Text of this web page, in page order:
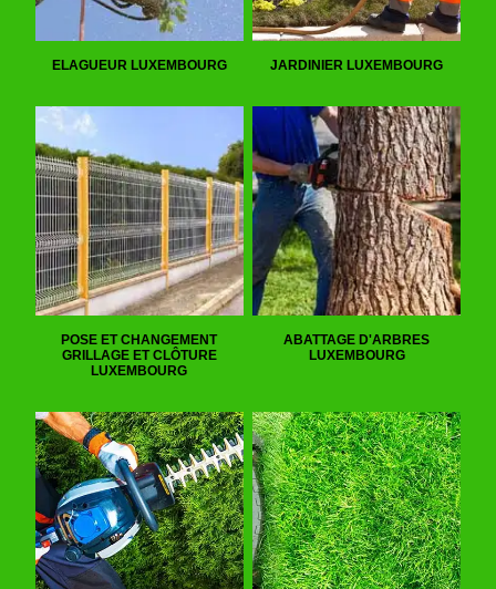
ELAGUEUR LUXEMBOURG JARDINIER LUXEMBOURG
POSE ET CHANGEMENT
GRILLAGE ET CLÔTURE
LUXEMBOURG
ABATTAGE D'ARBRES
LUXEMBOURG